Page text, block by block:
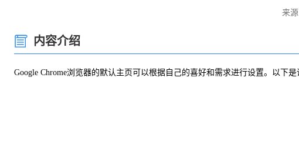
来源
内容介绍
Google Chrome浏览器的默认主页可以根据自己的喜好和需求进行设置。以下